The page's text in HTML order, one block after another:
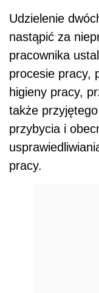
Udzielenie
nastąpić za
pracownika
procesie pracy,
higieny pracy,
także
przybycia i
pracy.